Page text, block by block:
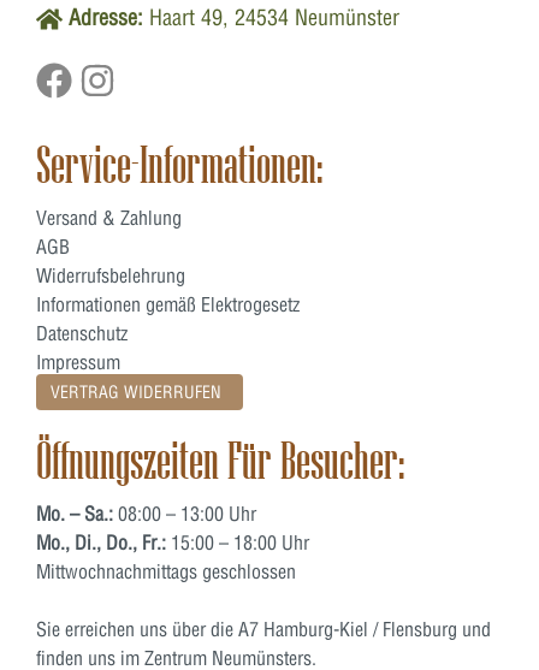
Adresse: Haart 49, 24534 Neumünster
Service-Informationen:
Versand & Zahlung
AGB
Widerrufsbelehrung
Informationen gemäß Elektrogesetz
Datenschutz
Impressum
VERTRAG WIDERRUFEN
Öffnungszeiten Für Besucher:
Mo. – Sa.: 08:00 – 13:00 Uhr
Mo., Di., Do., Fr.: 15:00 – 18:00 Uhr
Mittwochnachmittags geschlossen
Sie erreichen uns über die A7 Hamburg-Kiel / Flensburg und
finden uns im Zentrum Neumünsters.